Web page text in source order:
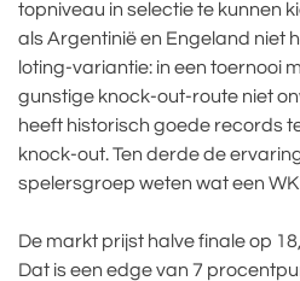
topniveau in selectie te kunnen
als Argentinië en Engeland niet
loting-variantie: in een toernooi
gunstige knock-out-route niet
heeft historisch goede records
knock-out. Ten derde de
spelersgroep weten wat een WK
De markt prijst halve finale op
Dat is een edge van 7